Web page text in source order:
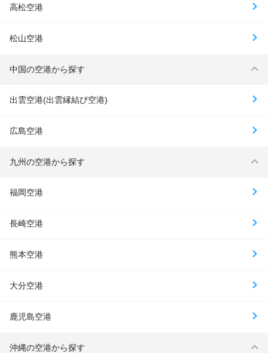
高松空港
松山空港
中国の空港から探す
出雲空港(出雲縁結び空港)
広島空港
九州の空港から探す
福岡空港
長崎空港
熊本空港
大分空港
鹿児島空港
沖縄の空港から探す